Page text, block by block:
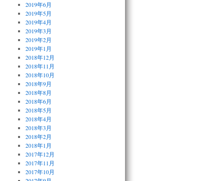
2019年6月
2019年5月
2019年4月
2019年3月
2019年2月
2019年1月
2018年12月
2018年11月
2018年10月
2018年9月
2018年8月
2018年6月
2018年5月
2018年4月
2018年3月
2018年2月
2018年1月
2017年12月
2017年11月
2017年10月